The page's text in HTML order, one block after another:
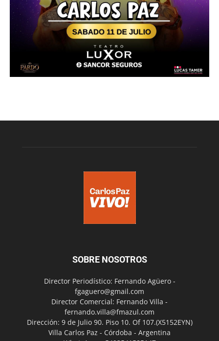
SOBRE NOSOTROS
Director Periodístico: Fernando Agüero -
fgaguero@gmail.com
Director Comercial: Fernando Villa -
fernando.villa@fmazul.com
Dirección: 9 de Julio 90. Piso 10. Of 107.(X5152EYN)
Villa Carlos Paz - Córdoba - Argentina